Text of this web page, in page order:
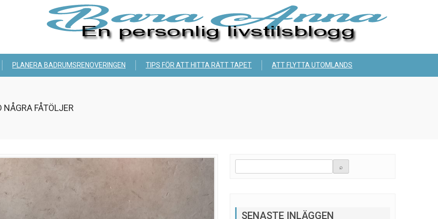
PLANERA BADRUMSRENOVERINGEN TIPS FÖR ATT HITTA RÄTT TAPET ATT FLYTTA UTOMLANDS
FÅTÖLJER
SENASTE INLÄGGEN